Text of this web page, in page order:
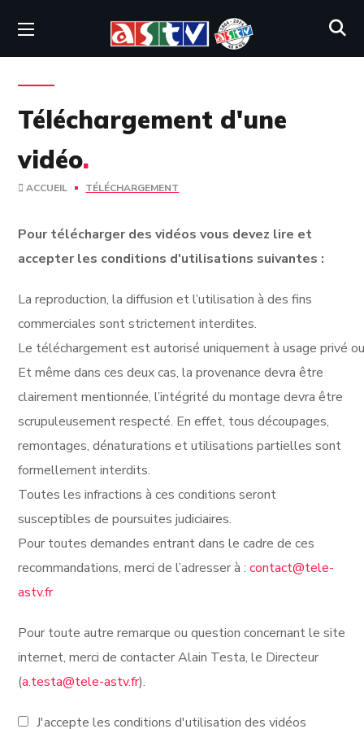
Téléchargement d'une
vidéo.
ACCUEIL TÉLÉCHARGEMENT
Pour télécharger des vidéos vous devez lire et
accepter les conditions d'utilisations suivantes :
La reproduction, la diffusion et l’utilisation à des fins
commerciales sont strictement interdites.
Le téléchargement est autorisé uniquement à usage privé
Et même dans ces deux cas, la provenance devra être
clairement mentionnée, l’intégrité du montage devra être
scrupuleusement respecté. En effet, tous découpages,
remontages, dénaturations et utilisations partielles sont
formellement interdits.
Toutes les infractions à ces conditions seront
susceptibles de poursuites judiciaires.
Pour toutes demandes entrant dans le cadre de ces
recommandations, merci de l’adresser à :contact@tele-
astv.fr
Pour toute autre remarque ou question concernant le site
internet, merci de contacter Alain Testa, le Directeur
(a.testa@tele-astv.fr).
J'accepte les conditions d'utilisation des vidéos